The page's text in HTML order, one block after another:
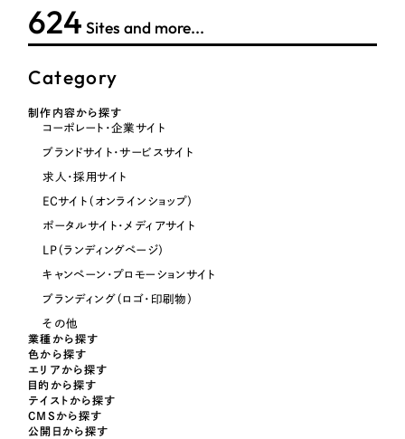
624 Sites and more...
Category
制作内容から探す
コーポレート・企業サイト
ブランドサイト・サービスサイト
求人・採用サイト
ECサイト（オンラインショップ）
ポータルサイト・メディアサイト
LP（ランディングページ）
キャンペーン・プロモーションサイト
ブランディング（ロゴ・印刷物）
その他
業種から探す
色から探す
エリアから探す
目的から探す
テイストから探す
CMSから探す
公開日から探す